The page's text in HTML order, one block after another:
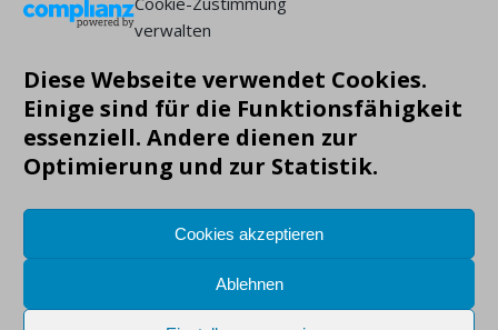
verwalten
Diese Webseite verwendet Cookies.
Einige sind für die Funktionsfähigkeit
essenziell. Andere dienen zur
Optimierung und zur Statistik.
Cookies akzeptieren
Ablehnen